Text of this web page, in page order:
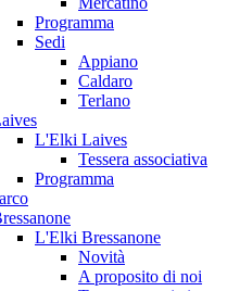
Programma
Sedi
Appiano
Caldaro
Terlano
L'Elki Laives
Tessera associativa
Programma
L'Elki Bressanone
Novità
A proposito di noi